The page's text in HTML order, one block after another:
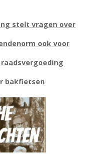
stelt vragen over
ook voor
raadsvergoeding
bakfietsen